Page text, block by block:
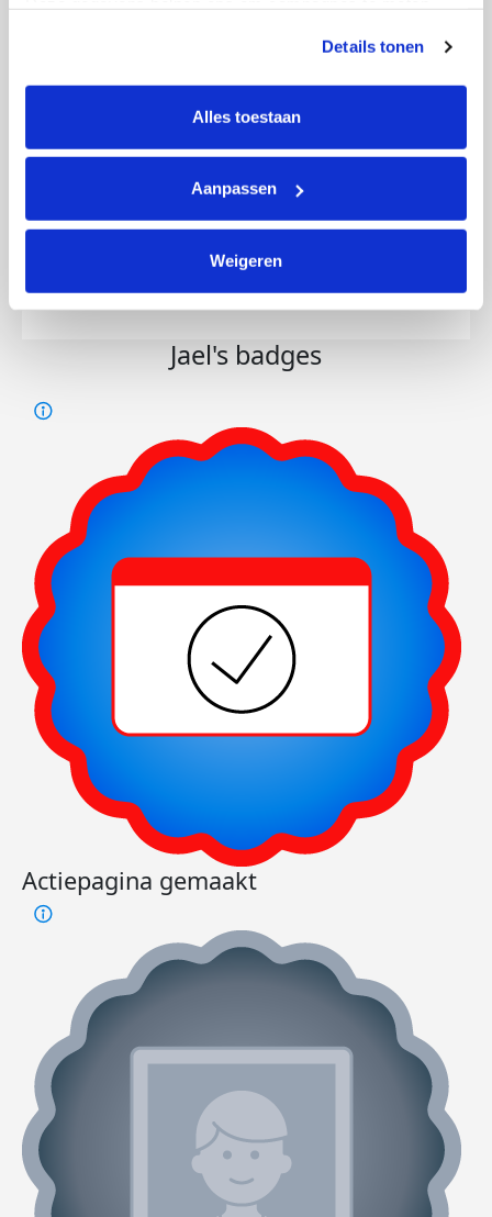
tonen. Je kunt je toestemming op elk moment wijzigen of
intrekken via Cookie instellingen onderaan de pagina. De
lijst met cookies is te vinden in het tabblad “details”.
Details tonen
Alles toestaan
Aanpassen
Weigeren
Deel op
Mijn activiteiten volgen
Jael's badges
Actiepagina gemaakt